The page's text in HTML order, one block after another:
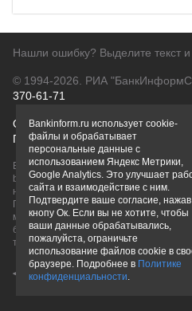
Нашли ошибку? Выделите текст
© 1994-2026. РИА
370-61-71
О проектеПолитика
Правовая информацияДля
Вся информация о продуктах банков,
bankinform.ru, носит исключительно
не является публичной офертой,
ГК РФ. Информация не содержит
может быть изменена. Конечные
банков или при личном обращении.
товарные знаки принадлежит их
Bankinform.ru использует cookie-
файлы и обрабатывает
персональные данные с
использованием Яндекс Метрики,
Google Analytics. Это улучшает
сайта и взаимодействие с ним.
Подтвердите ваше согласие, нажав
кнопу Ок. Если вы не хотите, чтобы
ваши данные обрабатывались,
пожалуйста, ограничьте
использование файлов cookie в
браузере. Подробнее в Политике
конфиденциальности.